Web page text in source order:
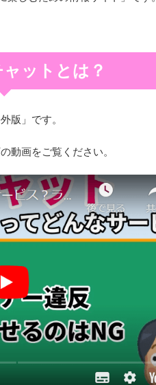
ットとは？
版」です。
動画をご覧ください。